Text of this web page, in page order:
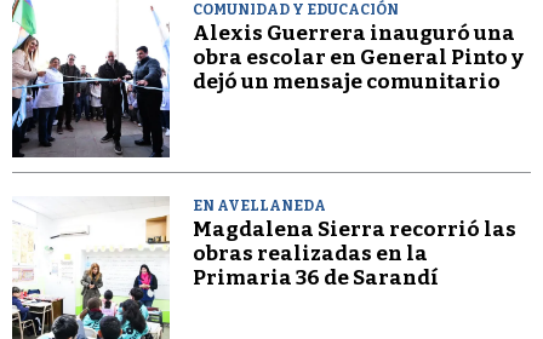
COMUNIDAD Y EDUCACIÓN
Alexis Guerrera inauguró una
obra escolar en General Pinto y
dejó un mensaje comunitario
EN AVELLANEDA
Magdalena Sierra recorrió las
obras realizadas en la
Primaria 36 de Sarandí